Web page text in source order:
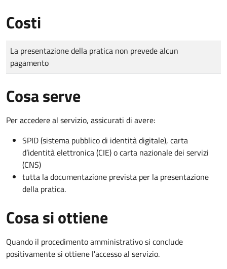
Costi
Tipo di pagamento
Importo
La presentazione della pratica non prevede alcun
pagamento
Cosa serve
Per accedere al servizio, assicurati di avere:
SPID (sistema pubblico di identità digitale), carta
d’identità elettronica (CIE) o carta nazionale dei servizi
(CNS)
tutta la documentazione prevista per la presentazione
della pratica.
Cosa si ottiene
Quando il procedimento amministrativo si conclude
positivamente si ottiene l'accesso al servizio.